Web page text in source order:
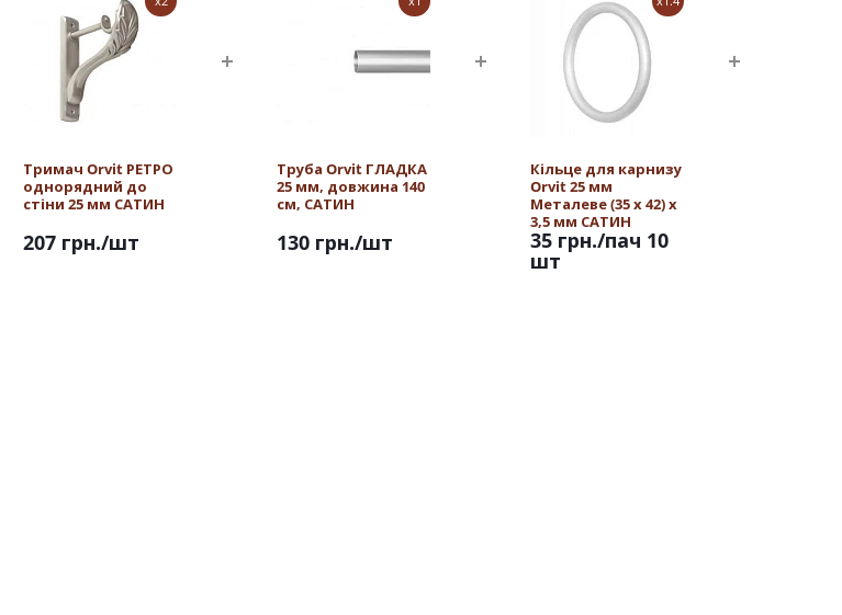
Тримач Orvit РЕТРО
однорядний до
стіни 25 мм САТИН
207 грн./шт
Труба Orvit ГЛАДКА
25 мм, довжина 140
см, САТИН
130 грн./шт
Кільце для карнизу
Orvit 25 мм
Металеве (35 х 42) х
3,5 мм САТИН
35 грн./пач 10
шт